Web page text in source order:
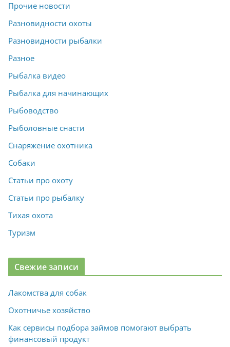
Прочие новости
Разновидности охоты
Разновидности рыбалки
Разное
Рыбалка видео
Рыбалка для начинающих
Рыбоводство
Рыболовные снасти
Снаряжение охотника
Собаки
Статьи про охоту
Статьи про рыбалку
Тихая охота
Туризм
Свежие записи
Лакомства для собак
Охотничье хозяйство
Как сервисы подбора займов помогают выбрать
финансовый продукт